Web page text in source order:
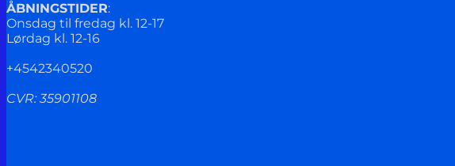
ÅBNINGSTIDER:
Onsdag til fredag kl. 12-17
Lørdag kl. 12-16
+4542340520
CVR: 35901108